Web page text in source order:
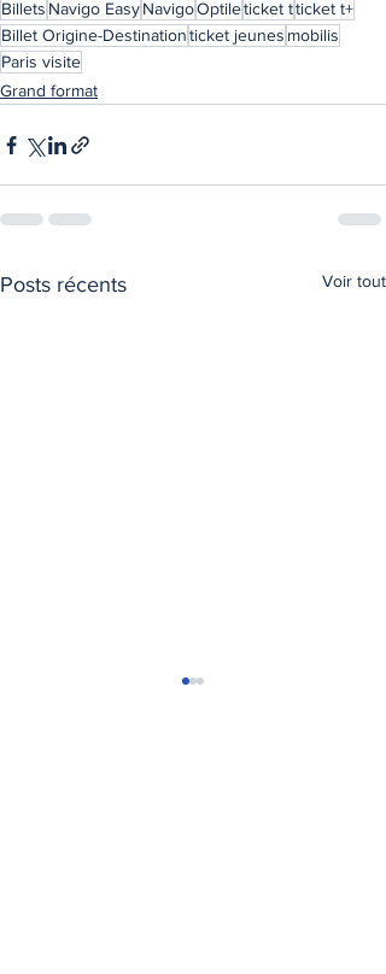
Billets Navigo EasyNavigoOptileticket tticket t+
Billet Origine-Destinationticket jeunes mobilis
Paris visite
Grand format
Posts récents Voir tout